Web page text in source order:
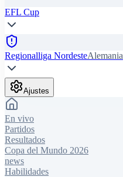
EFL Cup
Regionalliga NordesteAlemania
Ajustes
En vivo
Partidos
Resultados
Copa del Mundo 2026
news
Habilidades